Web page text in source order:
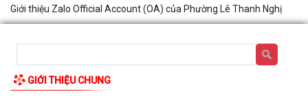
Giới thiệu Zalo Official Account (OA) của Phường Lê Thanh Nghị
GIỚI THIỆU CHUNG